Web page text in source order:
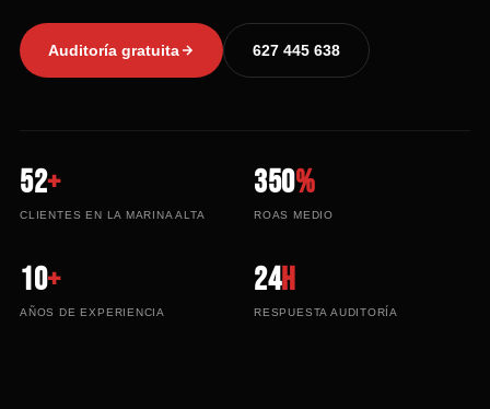
Auditoría gratuita 627 445 638
52+
CLIENTES EN LA MARINA ALTA
350%
ROAS MEDIO
10+
AÑOS DE EXPERIENCIA
24h
RESPUESTA AUDITORÍA